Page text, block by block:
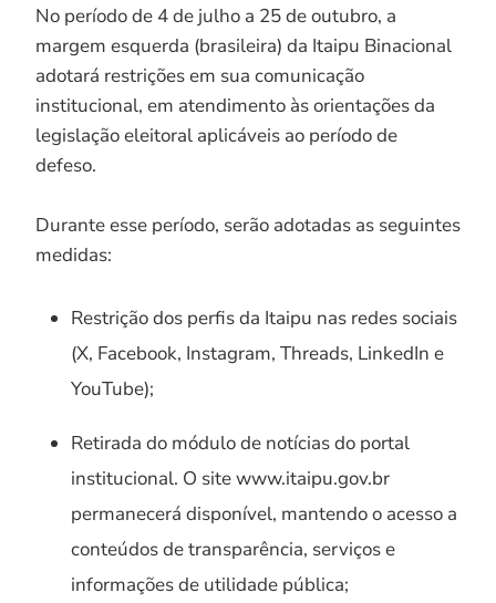
No período de 4 de julho a 25 de outubro, a
margem esquerda (brasileira) da Itaipu Binacional
adotará restrições em sua comunicação
institucional, em atendimento às orientações da
legislação eleitoral aplicáveis ao período de
defeso.
Durante esse período, serão adotadas as seguintes
medidas:
Restrição dos perfis da Itaipu nas redes sociais
(X, Facebook, Instagram, Threads, LinkedIn e
YouTube);
Retirada do módulo de notícias do portal
institucional. O site www.itaipu.gov.br
permanecerá disponível, mantendo o acesso a
conteúdos de transparência, serviços e
informações de utilidade pública;